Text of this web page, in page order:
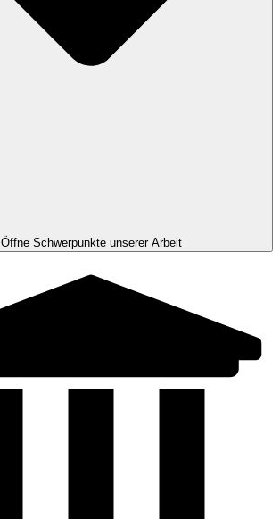
Öffne Schwerpunkte unserer Arbeit